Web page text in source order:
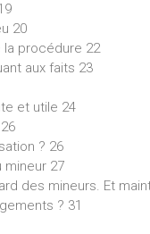
20
la procédure 22
aux faits 23
et utile 24
? 26
mineur 27
des mineurs. Et
? 31